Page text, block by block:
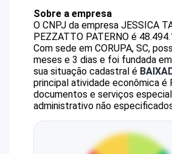
Sobre a empresa
O CNPJ da empresa JESSICA
PEZZATTO PATERNO é
Com sede em CORUPA, SC,
meses e 3 dias e foi fundada
sua situação cadastral é
principal atividade econômica é
documentos e serviços
administrativo não